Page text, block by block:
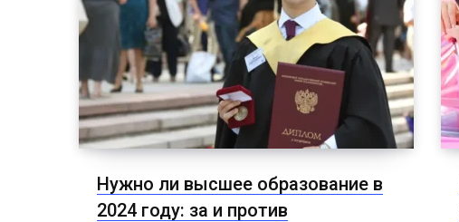
Нужно ли высшее образование в
2024 году: за и против